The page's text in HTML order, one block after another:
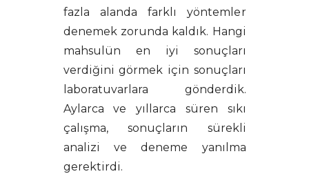
fazla alanda farklı yöntemler
denemek zorunda kaldık. Hangi
mahsulün en iyi sonuçları
verdiğini görmek için sonuçları
laboratuvarlara gönderdik.
Aylarca ve yıllarca süren sıkı
çalışma, sonuçların sürekli
analizi ve deneme yanılma
gerektirdi.